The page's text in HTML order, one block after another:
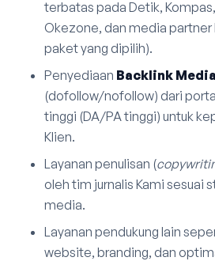
terbatas pada Detik,
Okezone, dan media partner
paket yang dipilih).
Penyediaan Backlink
(dofollow/nofollow) dari
tinggi (DA/PA tinggi) untuk
Klien.
Layanan penulisan (
oleh tim jurnalis Kami sesuai
media.
Layanan pendukung lain
website, branding, dan